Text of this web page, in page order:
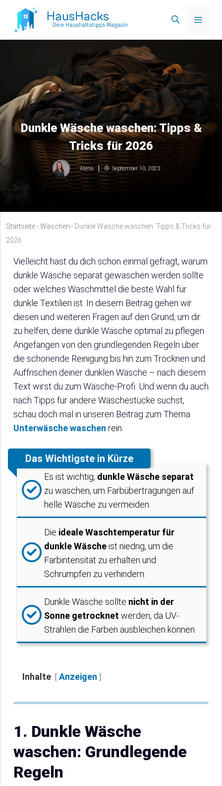
springen
Menü
Dunkle Wäsche waschen: Tipps &
Tricks für 2026
Alena September 10, 2023
Startseite-Waschen - Dunkle Wäsche waschen: Tipps & Tricks für
2026
Vielleicht hast du dich schon einmal gefragt, warum
dunkle Wäsche separat gewaschen werden sollte
oder welches Waschmittel die beste Wahl für
dunkle Textilien ist. In diesem Beitrag gehen wir
diesen und weiteren Fragen auf den Grund, um dir
zu helfen, deine dunkle Wäsche optimal zu pflegen.
Angefangen von den grundlegenden Regeln über
die schonende Reinigung bis hin zum Trocknen und
Auffrischen deiner dunklen Wäsche – nach diesem
Text wirst du zum Wäsche-Profi. Und wenn du auch
nach Tipps für andere Wäschestücke suchst,
schau doch mal in unseren Beitrag zum Thema
Unterwäsche waschen rein.
Das Wichtigste in Kürze
Es ist wichtig, dunkle Wäsche separat
zu waschen, um Farbübertragungen auf
helle Wäsche zu vermeiden.
Die ideale Waschtemperatur für
dunkle Wäscheist niedrig, um die
Farbintensität zu erhalten und
Schrumpfen zu verhindern.
Dunkle Wäsche sollte nicht in der
Sonne getrocknet werden, da UV-
Strahlen die Farben ausbleichen können.
Inhalte Anzeigen
1. Dunkle Wäsche
waschen: Grundlegende
Regeln